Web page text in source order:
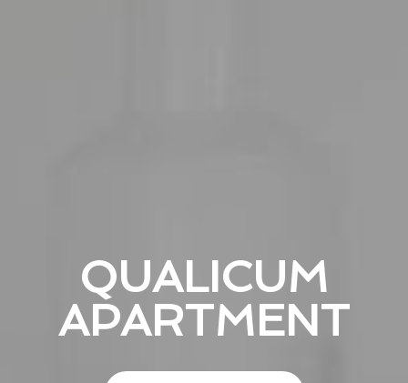
QUALICUM
APARTMENT